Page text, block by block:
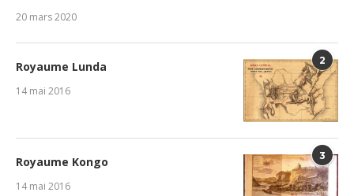
20 mars 2020
2
Royaume Lunda
14 mai 2016
3
Royaume Kongo
14 mai 2016